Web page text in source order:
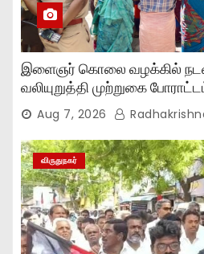
இளைஞர் கொலை வழக்கில்
வலியுறுத்தி முற்றுகை
Aug 7, 2026
விருதுநகர்